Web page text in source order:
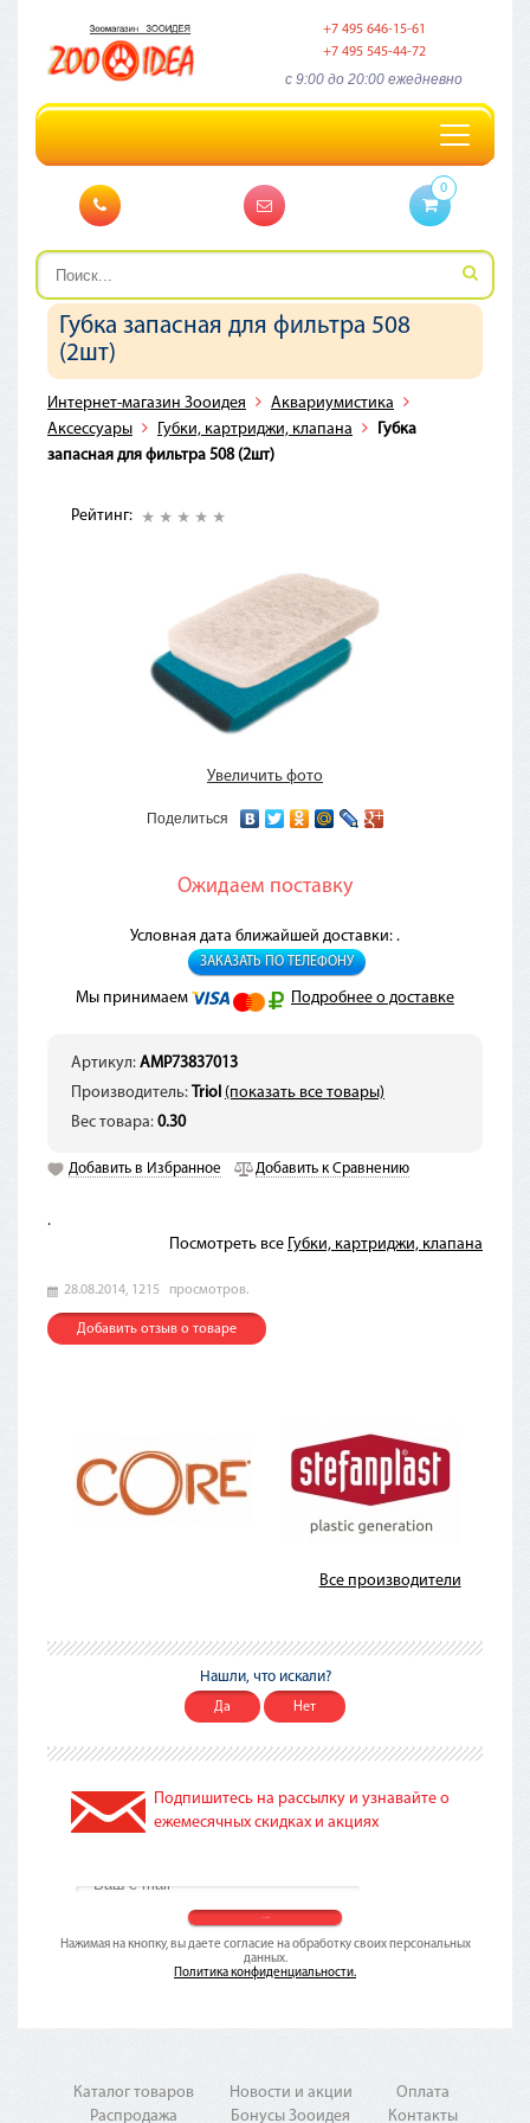
+7 495 646-15-61
+7 495 545-44-72
c 9:00 до 20:00 ежедневно
Toggle
navigation
0
Губка запасная для фильтра 508
(2шт)
Интернет-магазин Зооидея
Аквариумистика
Аксессуары
Губки, картриджи, клапана
Губка
запасная для фильтра 508 (2шт)
Рейтинг:
Увеличить фото
Поделиться
Ожидаем поставку
Условная дата ближайшей доставки: .
ЗАКАЗАТЬ ПО ТЕЛЕФОНУ
Мы принимаем Подробнее о доставке
Артикул: AMP73837013
Производитель: Triol (показать все товары)
Вес товара: 0.30
Добавить в Избранное Добавить к Сравнению
.
Посмотреть все Губки, картриджи, клапана
28.08.2014, 1215 просмотров.
Добавить отзыв о товаре
Все производители
Нашли, что искали?
Да Нет
Подпишитесь на рассылку и узнавайте о
ежемесячных скидках и акциях
Нажимая на кнопку, вы даете согласие на обработку своих персональных
данных.
Политика конфиденциальности.
Каталог товаров
Распродажа
Новости и акции
Бонусы Зооидея
Оплата
Контакты